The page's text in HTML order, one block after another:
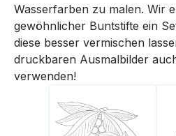
Wasserfarben zu malen. Wir
gewöhnlicher Buntstifte ein
diese besser vermischen
druckbaren Ausmalbilder
verwenden!